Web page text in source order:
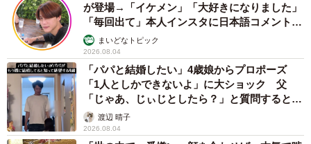
が登場→「イケメン」「大好きになりました」
「毎回出て」本人インスタに日本語コメント
続々まいどなトピック
2026.08.04
「パパと結婚したい」4歳娘からプロポーズ
「1人としかできないよ」に大ショック 父
「じゃあ、じぃじとしたら？」と質問すると…
渡辺 晴子
2026.08.04